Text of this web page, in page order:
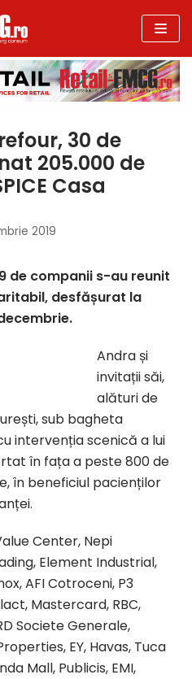
30 de
205.000 de
Casa
2019
de companii s-au reunit
desfășurat la
Andra și
invitații săi,
alături de
sub bagheta
intervenția scenică a lui
în fața a peste 800 de
în beneficiul pacienților
Center, Nepi
Element Industrial,
AFI Cotroceni, P3
Mastercard, RBC,
Societe Generale,
EY, Havas, Tuca
Mall, Publicis, EMI,